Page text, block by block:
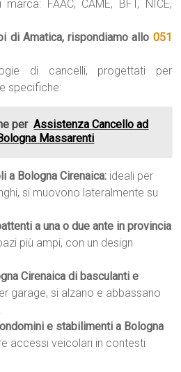
FAAC, CAME, BFT, NICE,
di Amatica, rispondiamo allo 051
di cancelli, progettati per
specifiche:
per Assistenza Cancello ad
Massarenti
a Bologna Cirenaica: ideali per
si muovono lateralmente su
a una o due ante in provincia
più ampi, con un design
Cirenaica di basculanti e
garage, si alzano e abbassano
e stabilimenti a Bologna
accessi veicolari in contesti